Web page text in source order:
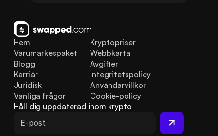
Hem
Varumärkespaket
Blogg
Vanliga frågor
Juridisk
Karriär
Kryptopriser
Webbkarta
Avgifter
Integritetspolicy
Användarvillkor
Cookie-policy
Håll dig uppdaterad inom krypto